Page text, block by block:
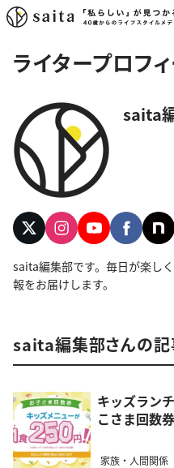
ライタープロフ
saita
saita編集部です。毎日が楽し
報をお届けします。
saita編集部さんの記
キッズラン
こさま回数
家族・人間関係